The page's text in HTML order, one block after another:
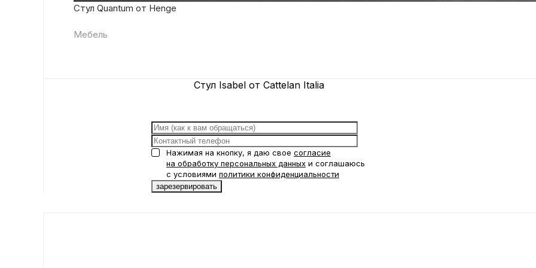
Стул Quantum от Henge
Мебель
Стул Isabel от Cattelan Italia
Нажимая на кнопку, я даю свое согласие
на обработку персональных данных и соглашаюсь
с условиями политики конфиденциальности